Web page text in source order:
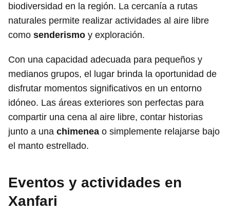
biodiversidad en la región. La cercanía a rutas
naturales permite realizar actividades al aire libre
como senderismo y exploración.
Con una capacidad adecuada para pequeños y
medianos grupos, el lugar brinda la oportunidad de
disfrutar momentos significativos en un entorno
idóneo. Las áreas exteriores son perfectas para
compartir una cena al aire libre, contar historias
junto a una chimenea o simplemente relajarse bajo
el manto estrellado.
Eventos y actividades en
Xanfari